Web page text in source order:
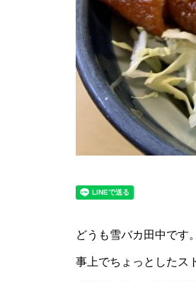
北
行
ス
通
験
保
シ
し
暖
北
どうも雪バカ田中です
事上でちょっとしたス